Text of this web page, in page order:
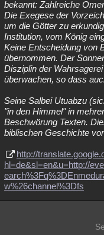
bekannt: Zahlreiche
Die Exegese der
um die Götter zu
Institution, vom König
Keine Entscheidung von
übernommen. Der
Disziplin der
überwachen, so dass
Seine Salbei Utuabzu
"in den Himmel" in
Beschwörung Texten.
biblischen Geschichte
http://
hl=de&sl=en&u=http://
w%26channel%3Dfs